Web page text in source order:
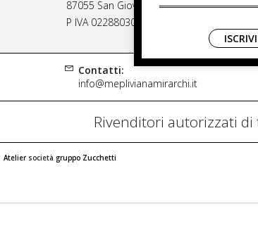
87055 San Giovanni in Fiore Italia
P IVA 02288030782
Contatti:
info@meplivianamirarchi.it
Rivenditori autorizzati
Atelier società gruppo Zucchetti